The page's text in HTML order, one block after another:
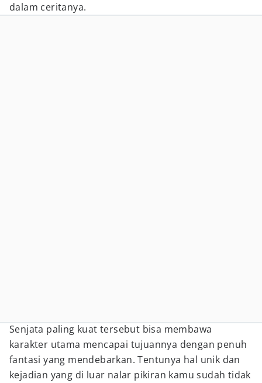
dalam ceritanya.
Senjata paling kuat tersebut bisa membawa
karakter utama mencapai tujuannya dengan penuh
fantasi yang mendebarkan. Tentunya hal unik dan
kejadian yang di luar nalar pikiran kamu sudah tidak